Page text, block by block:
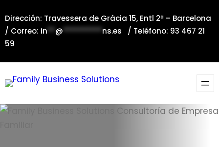
al
contenido
Dirección: Travessera de Gràcia 15, Entl 2ª – Barcelona
/ Correo: in**@**********ns.es / Teléfono: 93 467 21
59